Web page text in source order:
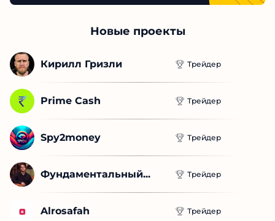
Новые проекты
Кирилл Гризли Трейдер
Prime Cash Трейдер
Spy2money Трейдер
Фундаментальный... Трейдер
Alrosafah Трейдер